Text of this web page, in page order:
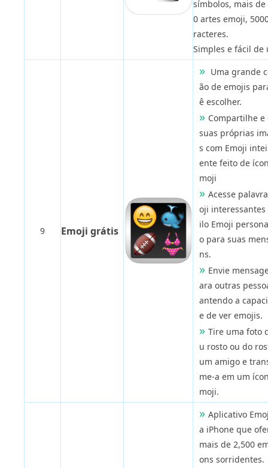
símbolos, mais de
0 artes emoji,
racteres.
Simples e fácil de
9 Emoji grátis
Uma grande
ão de emojis
ê escolher.
Compartilhe e
suas próprias
s com Emoji
ente feito de
moji
Acesse
oji interessantes
ilo Emoji
o para suas
ns.
Envie
ara outras
antendo a
e de ver emojis.
Tire uma foto
u rosto ou do
um amigo e
me-a em um
moji.
Aplicativo
a iPhone que
mais de 2,500
ons sorridentes.